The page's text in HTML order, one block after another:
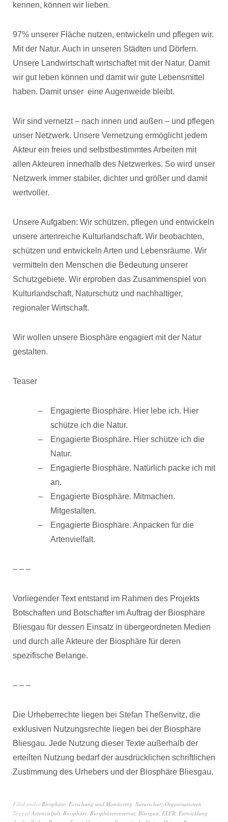
kennen, können wir lieben.
97% unserer Fläche nutzen, entwickeln und pflegen wir.
Mit der Natur. Auch in unseren Städten und Dörfern.
Unsere Landwirtschaft wirtschaftet mit der Natur. Damit
wir gut leben können und damit wir gute Lebensmittel
haben. Damit unser eine Augenweide bleibt.
Wir sind vernetzt – nach innen und außen – und pflegen
unser Netzwerk. Unsere Vernetzung ermöglicht jedem
Akteur ein freies und selbstbestimmtes Arbeiten mit
allen Akteuren innerhalb des Netzwerkes. So wird unser
Netzwerk immer stabiler, dichter und größer und damit
wertvoller.
Unsere Aufgaben: Wir schützen, pflegen und entwickeln
unsere artenreiche Kulturlandschaft. Wir beobachten,
schützen und entwickeln Arten und Lebensräume. Wir
vermitteln den Menschen die Bedeutung unserer
Schutzgebiete. Wir erproben das Zusammenspiel von
Kulturlandschaft, Naturschutz und nachhaltiger,
regionaler Wirtschaft.
Wir wollen unsere Biosphäre engagiert mit der Natur
gestalten.
Teaser
Engagierte Biosphäre. Hier lebe ich. Hier
schütze ich die Natur.
Engagierte Biosphäre. Hier schütze ich die
Natur.
Engagierte Biosphäre. Natürlich packe ich mit
an.
Engagierte Biosphäre. Mitmachen.
Mitgestalten.
Engagierte Biosphäre. Anpacken für die
Artenvielfalt.
– – –
Vorliegender Text entstand im Rahmen des Projekts
Botschaften und Botschafter im Auftrag der Biosphäre
Bliesgau für dessen Einsatz in übergeordneten Medien
und durch alle Akteure der Biosphäre für deren
spezifische Belange.
– – –
Die Urheberrechte liegen bei Stefan Theßenvitz, die
exklusiven Nutzungsrechte liegen bei der Biosphäre
Bliesgau. Jede Nutzung dieser Texte außerhalb der
erteilten Nutzung bedarf der ausdrücklichen schriftlichen
Zustimmung des Urhebers und der Biosphäre Bliesgau.
Filed underBiosphäre, Forschung und Monitoring, Naturschutz-Organisationen
Tagged Artenvielfalt, Biosphäre, Biosphärenreservat, Bliesgau, ELER, Entwicklung